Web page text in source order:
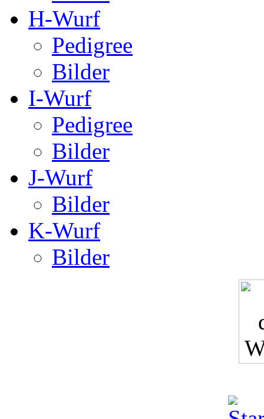
H-Wurf
Pedigree
Bilder
I-Wurf
Pedigree
Bilder
J-Wurf
Bilder
K-Wurf
Bilder